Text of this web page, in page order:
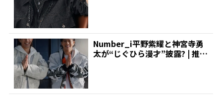
Number_i平野紫耀と神宮寺勇
太が“じぐひら漫才”披露? | 推し